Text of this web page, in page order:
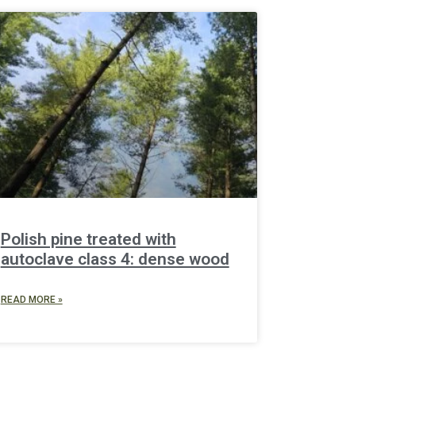
Polish pine treated with
autoclave class 4: dense wood
READ MORE »